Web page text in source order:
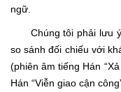
ngữ.
Chúng tôi phải lưu ý
so sánh đối chiếu với
(phiên âm tiếng Hán
Hán “Viễn giao cận